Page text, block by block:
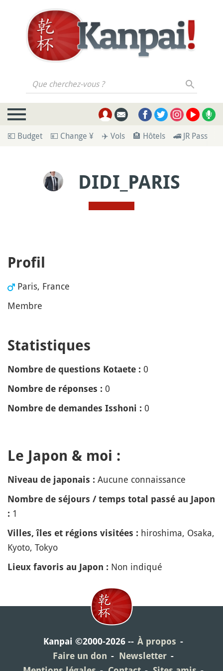
Que cherchez-vous ?
💶 Budget 💴 Change ¥ ✈️ Vols 🏨 Hôtels 🚄 JR Pass
DIDI_PARIS
Profil
Paris, France
Membre
Statistiques
Nombre de questions Kotaete : 0
Nombre de réponses : 0
Nombre de demandes Isshoni : 0
Le Japon & moi :
Niveau de japonais : Aucune connaissance
Nombre de séjours / temps total passé au Japon
: 1
Villes, îles et régions visitées : hiroshima, Osaka,
Kyoto, Tokyo
Lieux favoris au Japon : Non indiqué
Kanpai ©2000-2026
À propos
Faire un don
Newsletter